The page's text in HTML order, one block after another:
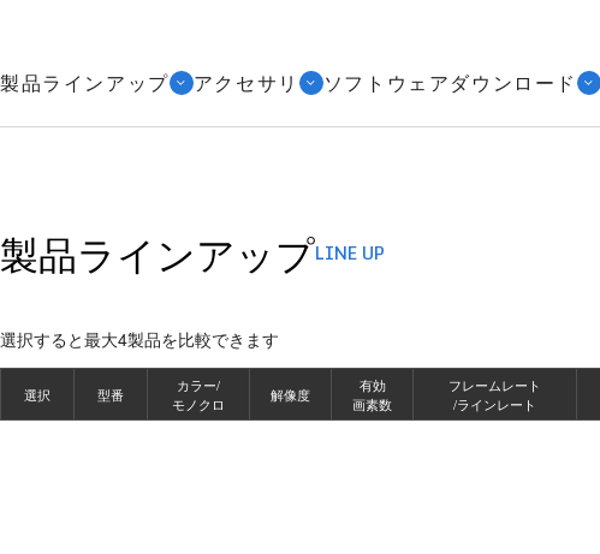
製品ラインアップ アクセサリ ソフトウェアダウンロード
LINE UP
製品ラインアップ
選択すると最大4製品を比較できます
選択 型番
カラー/
モノクロ
解像度
有効
画素数
フレームレート
/ラインレート